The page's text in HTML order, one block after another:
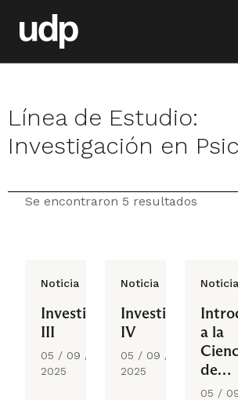
Línea de Estudio:
Investigación en
Se encontraron 5 resultados
Noticia
Investigación
III
05 / 09 /
2025
Noticia
Investigación
IV
05 / 09 /
2025
Noticia
a la
de
05 /